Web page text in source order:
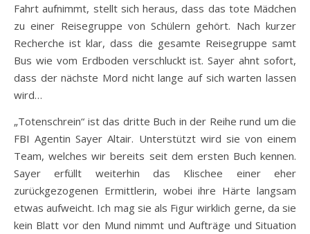
Fahrt aufnimmt, stellt sich heraus, dass das tote Mädchen
zu einer Reisegruppe von Schülern gehört. Nach kurzer
Recherche ist klar, dass die gesamte Reisegruppe samt
Bus wie vom Erdboden verschluckt ist. Sayer ahnt sofort,
dass der nächste Mord nicht lange auf sich warten lassen
wird…
„Totenschrein“ ist das dritte Buch in der Reihe rund um die
FBI Agentin Sayer Altair. Unterstützt wird sie von einem
Team, welches wir bereits seit dem ersten Buch kennen.
Sayer erfüllt weiterhin das Klischee einer eher
zurückgezogenen Ermittlerin, wobei ihre Härte langsam
etwas aufweicht. Ich mag sie als Figur wirklich gerne, da sie
kein Blatt vor den Mund nimmt und Aufträge und Situation